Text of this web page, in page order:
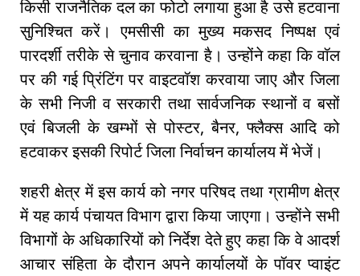
किसी राजनैतिक दल का फोटो लगाया हुआ है उसे हटवाना
सुनिश्चित करें। एमसीसी का मुख्य मकसद निष्पक्ष एवं
पारदर्शी तरीके से चुनाव करवाना है। उन्होंने कहा कि वॉल
पर की गई प्रिंटिंग पर वाइटवॉश करवाया जाए और जिला
के सभी निजी व सरकारी तथा सार्वजनिक स्थानों व बसों
एवं बिजली के खम्भों से पोस्टर, बैनर, फ्लैक्स आदि को
हटवाकर इसकी रिपोर्ट जिला निर्वाचन कार्यालय में भेजें।
शहरी क्षेत्र में इस कार्य को नगर परिषद तथा ग्रामीण क्षेत्र
में यह कार्य पंचायत विभाग द्वारा किया जाएगा। उन्होंने सभी
विभागों के अधिकारियों को निर्देश देते हुए कहा कि वे आदर्श
आचार संहिता के दौरान अपने कार्यालयों के पॉवर प्वाइंट